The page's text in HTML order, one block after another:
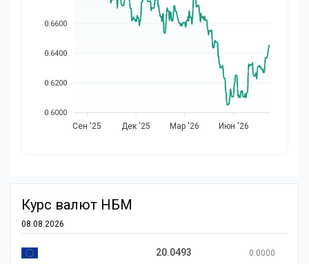
0.6600
0.6400
0.6200
0.6000
Сен '25 Дек '25 Мар '26 Июн '26
Курс валют НБМ
08.08.2026
20.0493 0.0000